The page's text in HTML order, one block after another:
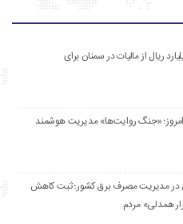
میلیارد ریال از مالیات در سمنان برای
«جنگ روایت‌ها» مدیریت هوشمند
در مدیریت مصرف برق کشور؛ ثبت کاهش